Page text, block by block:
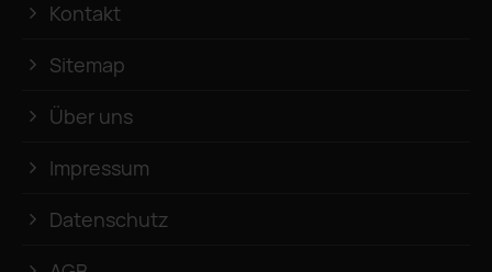
Kontakt
Sitemap
Über uns
Impressum
Datenschutz